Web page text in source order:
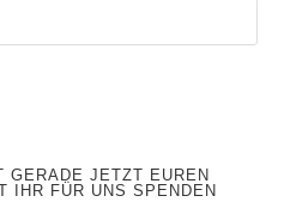
GERADE JETZT EUREN
IHR FÜR UNS SPENDEN